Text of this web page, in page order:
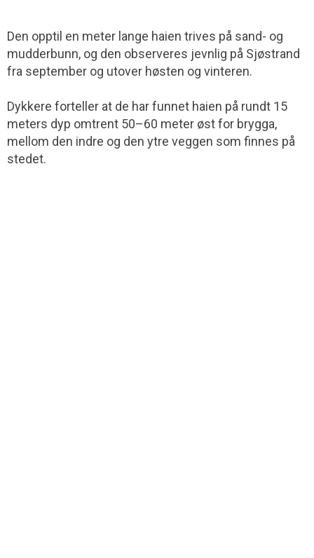
Den opptil en meter lange haien trives på sand- og
mudderbunn, og den observeres jevnlig på Sjøstrand
fra september og utover høsten og vinteren.
Dykkere forteller at de har funnet haien på rundt 15
meters dyp omtrent 50–60 meter øst for brygga,
mellom den indre og den ytre veggen som finnes på
stedet.